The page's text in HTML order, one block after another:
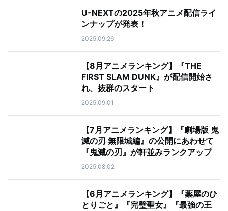
U-NEXTの2025年秋アニメ配信ライ
ンナップが発表！
2025.09.26
【8月アニメランキング】『THE
FIRST SLAM DUNK』が配信開始さ
れ、抜群のスタート
2025.09.01
【7月アニメランキング】『劇場版 鬼
滅の刃 無限城編』の公開にあわせて
『鬼滅の刃』が軒並みランクアップ
2025.08.02
【6月アニメランキング】『薬屋のひ
とりごと』『完璧聖女』『最強の王